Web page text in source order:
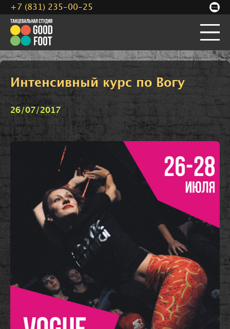
Интенсивный курс по Вогу
26/07/2017
+7 (831) 235-00-25